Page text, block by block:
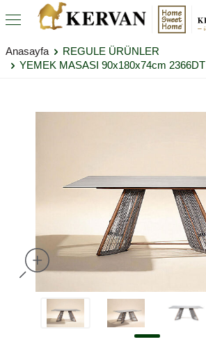
Anasayfa
REGULE ÜRÜNLER
YEMEK MASASI 90x180x74cm 2366DT